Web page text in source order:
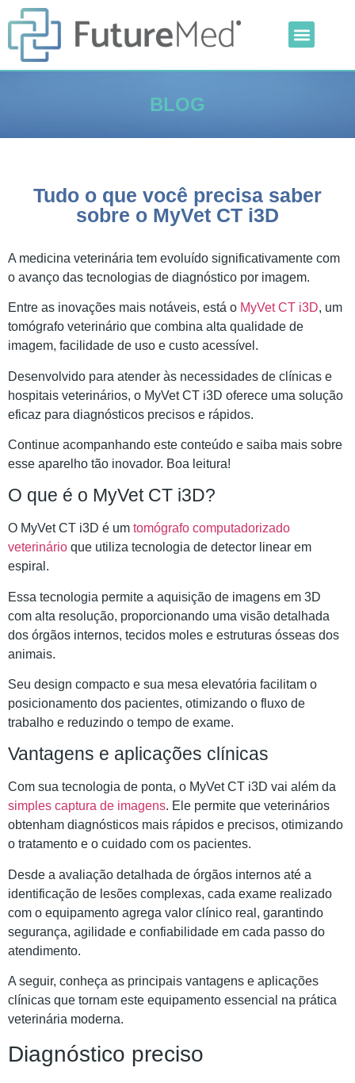
BLOG
Tudo o que você precisa saber
sobre o MyVet CT i3D
A medicina veterinária tem evoluído significativamente com
o avanço das tecnologias de diagnóstico por imagem.
Entre as inovações mais notáveis, está o MyVet CT i3D, um
tomógrafo veterinário que combina alta qualidade de
imagem, facilidade de uso e custo acessível.
Desenvolvido para atender às necessidades de clínicas e
hospitais veterinários, o MyVet CT i3D oferece uma solução
eficaz para diagnósticos precisos e rápidos.
Continue acompanhando este conteúdo e saiba mais sobre
esse aparelho tão inovador. Boa leitura!
O que é o MyVet CT i3D?
O MyVet CT i3D é um tomógrafo computadorizado
veterinário que utiliza tecnologia de detector linear em
espiral.
Essa tecnologia permite a aquisição de imagens em 3D
com alta resolução, proporcionando uma visão detalhada
dos órgãos internos, tecidos moles e estruturas ósseas dos
animais.
Seu design compacto e sua mesa elevatória facilitam o
posicionamento dos pacientes, otimizando o fluxo de
trabalho e reduzindo o tempo de exame.
Vantagens e aplicações clínicas
Com sua tecnologia de ponta, o MyVet CT i3D vai além da
simples captura de imagens. Ele permite que veterinários
obtenham diagnósticos mais rápidos e precisos, otimizando
o tratamento e o cuidado com os pacientes.
Desde a avaliação detalhada de órgãos internos até a
identificação de lesões complexas, cada exame realizado
com o equipamento agrega valor clínico real, garantindo
segurança, agilidade e confiabilidade em cada passo do
atendimento.
A seguir, conheça as principais vantagens e aplicações
clínicas que tornam este equipamento essencial na prática
veterinária moderna.
Diagnóstico preciso